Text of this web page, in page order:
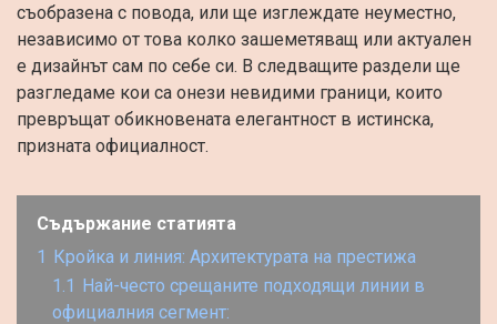
съобразена с повода, или ще изглеждате неуместно,
независимо от това колко зашеметяващ или актуален
е дизайнът сам по себе си. В следващите раздели ще
разгледаме кои са онези невидими граници, които
превръщат обикновената елегантност в истинска,
призната официалност.
Съдържание статията
1 Кройка и линия: Архитектурата на престижа
1.1 Най-често срещаните подходящи линии в
официалния сегмент: